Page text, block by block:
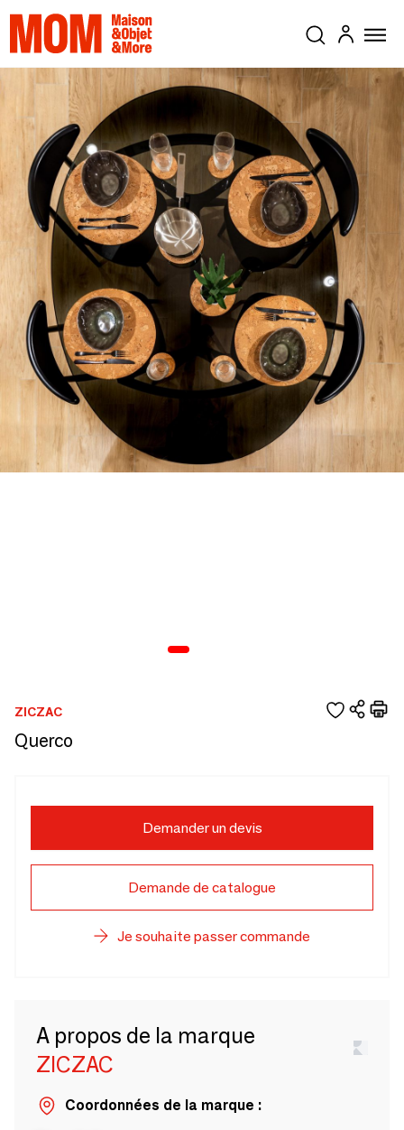
ZICZAC
Querco
Demander un devis
Demande de catalogue
Je souhaite passer commande
A propos de la marque
ZICZAC
Coordonnées de la marque :